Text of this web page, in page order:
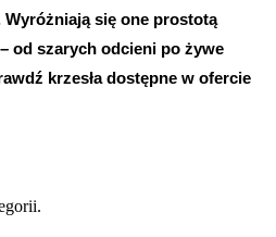
się one prostotą
od szarych odcieni po żywe
krzesła dostępne w ofercie